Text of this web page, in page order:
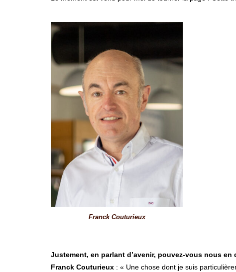
Franck Couturieux
Justement, en parlant d’avenir, pouvez-vous nous
Franck Couturieux : « Une chose dont je suis